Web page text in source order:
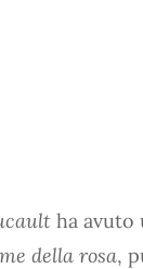
ha avuto
della rosa,